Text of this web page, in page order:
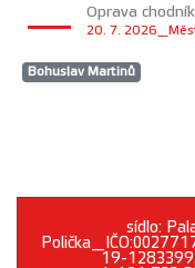
Oprava
20. 7.
Bohuslav Martinů
sídlo:
19-